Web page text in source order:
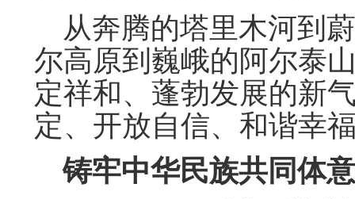
从奔腾的塔里木河到
尔高原到巍峨的阿尔泰
定祥和、蓬勃发展的新
定、开放自信、和谐幸
铸牢中华民族共同体